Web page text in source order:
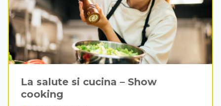
La salute si cucina – Show
cooking